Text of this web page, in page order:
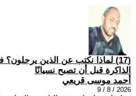
(17) لماذا نكتب عن الذين
الذاكرة قبل أن تصبح نسيانًا
أحمد موسى قريعي
2026 / 8 / 9